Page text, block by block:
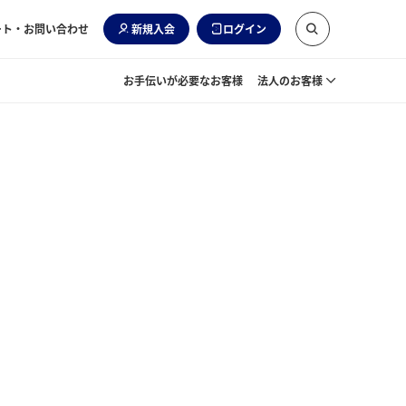
・お問い合わせ 新規入会 ログイン
お手伝いが必要なお客様 法人のお客様